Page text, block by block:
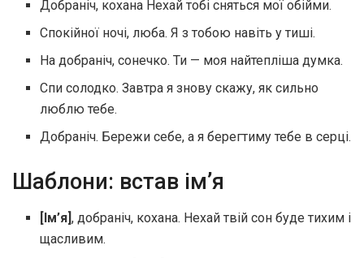
Добраніч, кохана Нехай тобі сняться мої обійми.
Спокійної ночі, люба. Я з тобою навіть у тиші.
На добраніч, сонечко. Ти — моя найтепліша думка.
Спи солодко. Завтра я знову скажу, як сильно
люблю тебе.
Добраніч. Бережи себе, а я берегтиму тебе в серці.
Шаблони: встав ім’я
[Ім’я], добраніч, кохана. Нехай твій сон буде тихим і
щасливим.